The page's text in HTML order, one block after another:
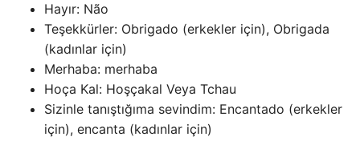
Hayır: Não
Teşekkürler: Obrigado (erkekler için), Obrigada
(kadınlar için)
Merhaba: merhaba
Hoça Kal: Hoşçakal Veya Tchau
Sizinle tanıştığıma sevindim: Encantado (erkekler
için), encanta (kadınlar için)